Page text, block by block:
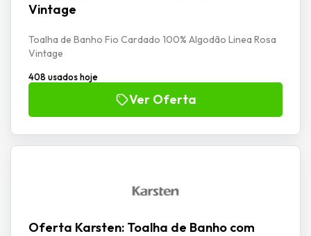
Vintage
Toalha de Banho Fio Cardado 100% Algodão Linea Rosa
Vintage
408 usados hoje
Ver Oferta
Oferta Karsten: Toalha de Banho com